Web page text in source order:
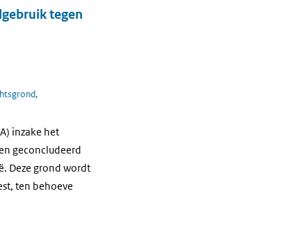
tegen
inzake het
geconcludeerd
Deze grond wordt
ten behoeve